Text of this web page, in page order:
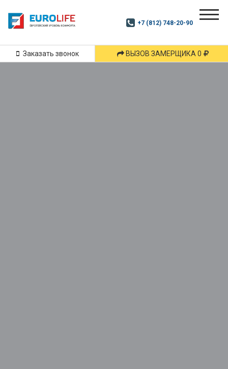
+7 (812) 748-20-90
Заказать звонок ВЫЗОВ ЗАМЕРЩИКА 0
Почитай
подпишись
Дзен